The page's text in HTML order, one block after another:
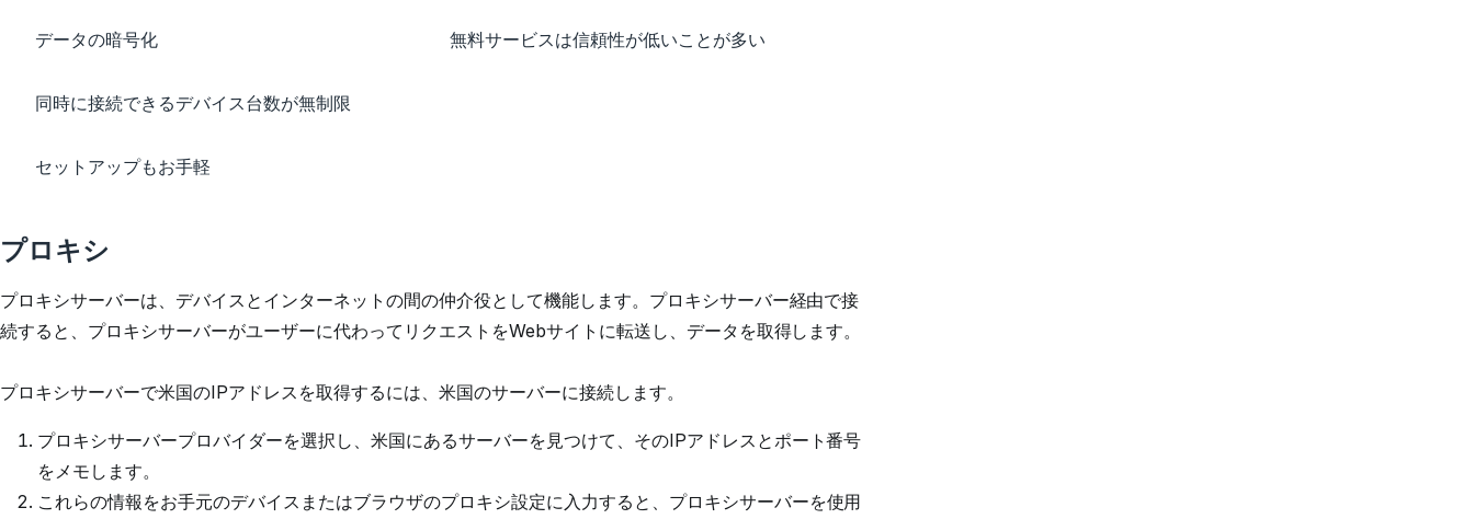
データの暗号化 無料サービスは信頼性が低いことが多い
同時に接続できるデバイス台数が無制限
セットアップもお手軽
プロキシ
プロキシサーバーは、デバイスとインターネットの間の仲介役として機能します。プロキシサーバー経由で接
続すると、プロキシサーバーがユーザーに代わってリクエストをWebサイトに転送し、データを取得します。
プロキシサーバーで米国のIPアドレスを取得するには、米国のサーバーに接続します。
プロキシサーバープロバイダーを選択し、米国にあるサーバーを見つけて、そのIPアドレスとポート番号
をメモします。
これらの情報をお手元のデバイスまたはブラウザのプロキシ設定に入力すると、プロキシサーバーを使用